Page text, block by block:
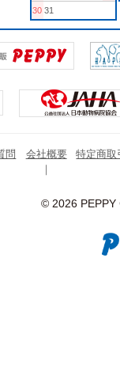
30 31
問 会社概要 特定商取
© 2026 PEPPY